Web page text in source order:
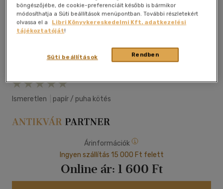
Kívánságlistához adom Megosztom
Ismeretlen papír / puha kötés
Árinformációk
Ingyen szállítás 15 000 Ft felett
Online ár: 1 600 Ft
böngészőjébe, de cookie-preferenciáit később is bármikor
módosíthatja a Süti beállítások menüpontban. További részletekért
olvassa el a
Libri Könyvkereskedelmi Kft. adatkezelési
tájékoztatóját!
Rendben
Süti beállítások